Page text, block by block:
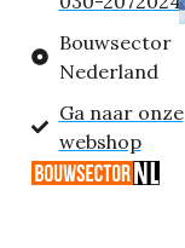
Bouwsector
Nederland
Ga naar onze
webshop